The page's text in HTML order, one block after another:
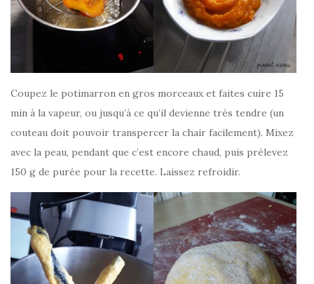
Coupez le potimarron en gros morceaux et faites cuire 15
min à la vapeur, ou jusqu’à ce qu’il devienne très tendre (un
couteau doit pouvoir transpercer la chair facilement). Mixez
avec la peau, pendant que c’est encore chaud, puis prélevez
150 g de purée pour la recette. Laissez refroidir.